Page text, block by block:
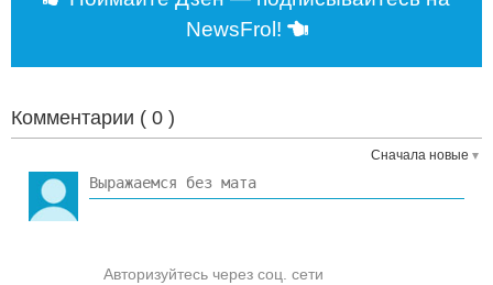
NewsFrol!
Комментарии ( 0 )
Сначала новые
Авторизуйтесь через соц. сети